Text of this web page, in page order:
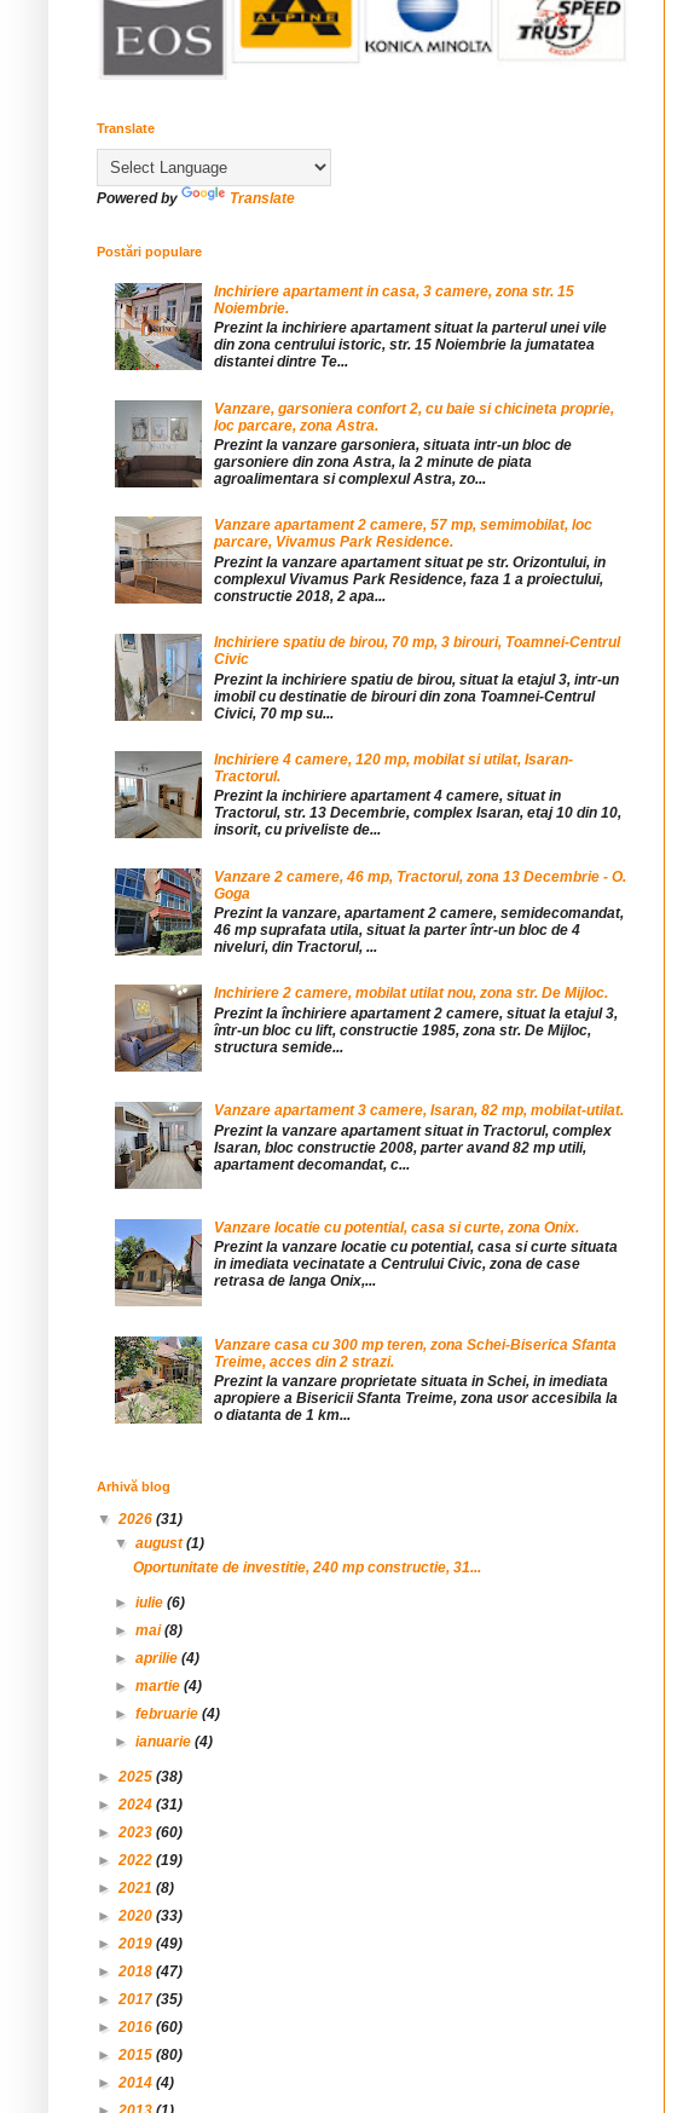
Translate
Powered by Translate
Postări populare
Inchiriere apartament in casa, 3 camere, zona str. 15
Noiembrie.
Prezint la inchiriere apartament situat la parterul unei vile
din zona centrului istoric, str. 15 Noiembrie la jumatatea
distantei dintre Te...
Vanzare, garsoniera confort 2, cu baie si chicineta proprie,
loc parcare, zona Astra.
Prezint la vanzare garsoniera, situata intr-un bloc de
garsoniere din zona Astra, la 2 minute de piata
agroalimentara si complexul Astra, zo...
Vanzare apartament 2 camere, 57 mp, semimobilat, loc
parcare, Vivamus Park Residence.
Prezint la vanzare apartament situat pe str. Orizontului, in
complexul Vivamus Park Residence, faza 1 a proiectului,
constructie 2018, 2 apa...
Inchiriere spatiu de birou, 70 mp, 3 birouri, Toamnei-Centrul
Civic
Prezint la inchiriere spatiu de birou, situat la etajul 3, intr-un
imobil cu destinatie de birouri din zona Toamnei-Centrul
Civici, 70 mp su...
Inchiriere 4 camere, 120 mp, mobilat si utilat, Isaran-
Tractorul.
Prezint la inchiriere apartament 4 camere, situat in
Tractorul, str. 13 Decembrie, complex Isaran, etaj 10 din 10,
insorit, cu priveliste de...
Vanzare 2 camere, 46 mp, Tractorul, zona 13 Decembrie - O.
Goga
Prezint la vanzare, apartament 2 camere, semidecomandat,
46 mp suprafata utila, situat la parter într-un bloc de 4
niveluri, din Tractorul, ...
Inchiriere 2 camere, mobilat utilat nou, zona str. De Mijloc.
Prezint la închiriere apartament 2 camere, situat la etajul 3,
într-un bloc cu lift, constructie 1985, zona str. De Mijloc,
structura semide...
Vanzare apartament 3 camere, Isaran, 82 mp, mobilat-utilat.
Prezint la vanzare apartament situat in Tractorul, complex
Isaran, bloc constructie 2008, parter avand 82 mp utili,
apartament decomandat, c...
Vanzare locatie cu potential, casa si curte, zona Onix.
Prezint la vanzare locatie cu potential, casa si curte situata
in imediata vecinatate a Centrului Civic, zona de case
retrasa de langa Onix,...
Vanzare casa cu 300 mp teren, zona Schei-Biserica Sfanta
Treime, acces din 2 strazi.
Prezint la vanzare proprietate situata in Schei, in imediata
apropiere a Bisericii Sfanta Treime, zona usor accesibila la
o diatanta de 1 km...
Arhivă blog
▼2026 (31)
▼august(1)
Oportunitate de investitie, 240 mp constructie, 31...
►iulie(6)
►mai(8)
►aprilie(4)
►martie(4)
►februarie(4)
►ianuarie(4)
►2025 (38)
►2024 (31)
►2023 (60)
►2022 (19)
►2021 (8)
►2020 (33)
►2019 (49)
►2018 (47)
►2017 (35)
►2016 (60)
►2015 (80)
►2014 (4)